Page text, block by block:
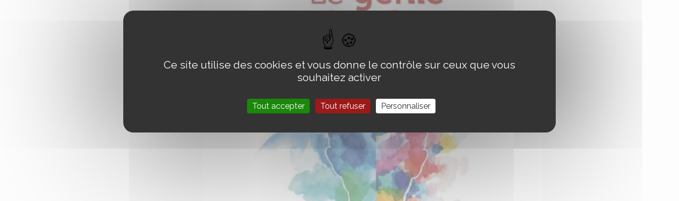
Ce site utilise des cookies et vous donne le contrôle sur ceux que vous
souhaitez activer
Tout accepter Tout refuser Personnaliser